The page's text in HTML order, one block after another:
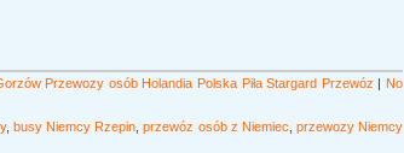
Przewozy osób Holandia Polska Piła Stargard Przewóz |No
, busy Niemcy Rzepin ,przewóz osób z Niemiec ,przewozy Niemcy